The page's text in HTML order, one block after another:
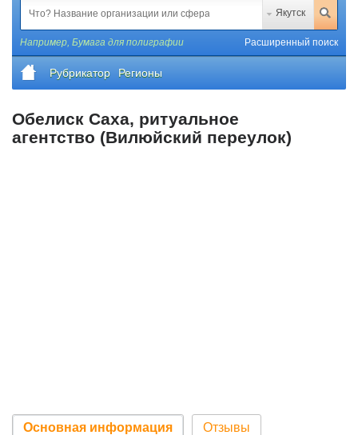
Якутск
Например, Бумага для полиграфии Расширенный поиск
Рубрикатор Регионы
Обелиск Саха, ритуальное
агентство (Вилюйский переулок)
Основная информация
Отзывы